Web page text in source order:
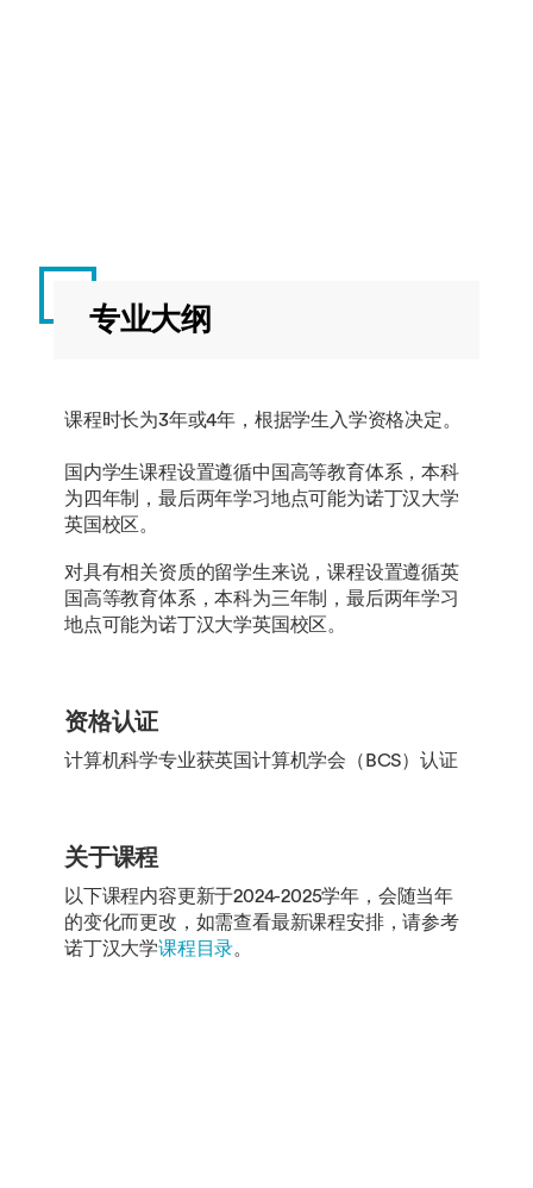
专业大纲
课程时长为3年或4年，根据学生入学资格决定。
国内学生课程设置遵循中国高等教育体系，本科
为四年制，最后两年学习地点可能为诺丁汉大学
英国校区。
对具有相关资质的留学生来说，课程设置遵循英
国高等教育体系，本科为三年制，最后两年学习
地点可能为诺丁汉大学英国校区。
资格认证
计算机科学专业获英国计算机学会（BCS）认证
关于课程
以下课程内容更新于2024-2025学年，会随当年
的变化而更改，如需查看最新课程安排，请参考
诺丁汉大学课程目录。